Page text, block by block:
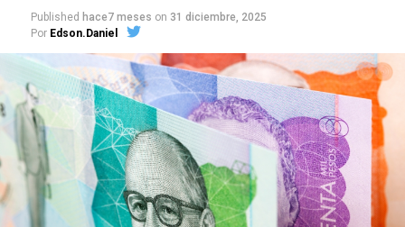
Published hace7 meses on 31 diciembre, 2025
Por Edson.Daniel